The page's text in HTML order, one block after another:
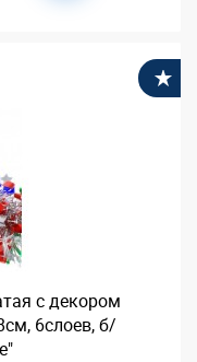
с декором
6слоев, б/